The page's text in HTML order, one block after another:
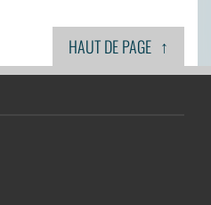
HAUT DE PAGE ↑